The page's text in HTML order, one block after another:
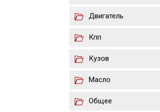
Двигатель
Кпп
Кузов
Масло
Общее